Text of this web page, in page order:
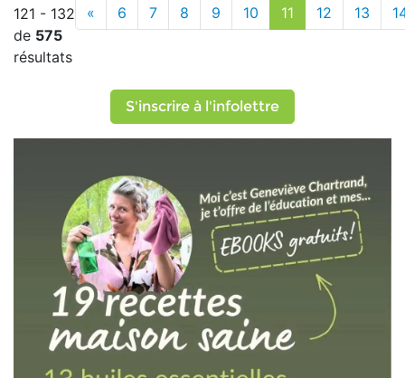
121 - 132
de 575
résultats
« 6 7 8 9 10 11 12 13
S'inscrire à l'infolettre